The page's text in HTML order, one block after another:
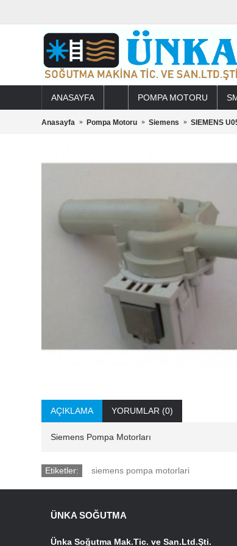
ANASAYFA POMPA MOTORU
Anasayfa Pompa Motoru Siemens SIEMENS
AÇIKLAMA YORUMLAR (0)
Siemens Pompa Motorları
Etiketler: siemens pompa motorlari
ÜNKA SOĞUTMA
Ünka Soğutma Mak.Tic. ve San.Ltd.Şti.